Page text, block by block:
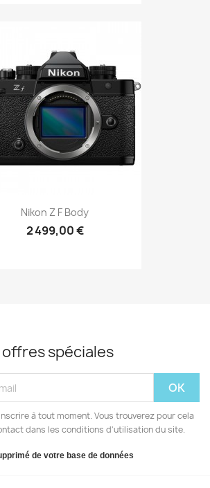
Nikon Z F Body
2 499,00 €
spéciales
à tout moment. Vous trouverez pour cela
dans les conditions d'utilisation du site.
de votre base de données